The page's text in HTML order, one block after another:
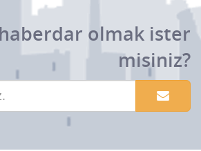
olmak ister
misiniz?